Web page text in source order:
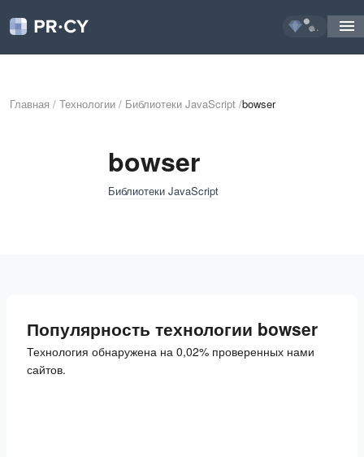
...
Главная / Технологии / Библиотеки JavaScript /bowser
bowser
Библиотеки JavaScript
Популярность технологии bowser
Технология обнаружена на 0,02% проверенных нами
сайтов.